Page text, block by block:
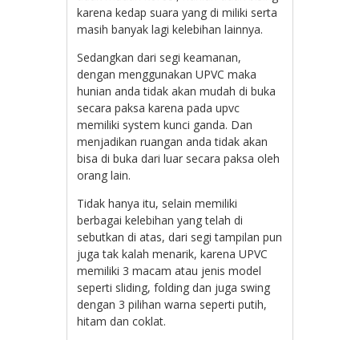
karena kedap suara yang di miliki serta
masih banyak lagi kelebihan lainnya.
Sedangkan dari segi keamanan,
dengan menggunakan UPVC maka
hunian anda tidak akan mudah di buka
secara paksa karena pada upvc
memiliki system kunci ganda. Dan
menjadikan ruangan anda tidak akan
bisa di buka dari luar secara paksa oleh
orang lain.
Tidak hanya itu, selain memiliki
berbagai kelebihan yang telah di
sebutkan di atas, dari segi tampilan pun
juga tak kalah menarik, karena UPVC
memiliki 3 macam atau jenis model
seperti sliding, folding dan juga swing
dengan 3 pilihan warna seperti putih,
hitam dan coklat.